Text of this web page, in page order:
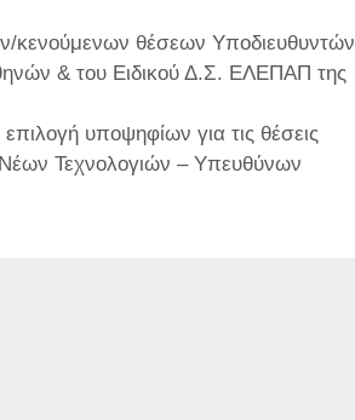
θέσεων Υποδιευθυντών
& του Ειδικού Δ.Σ. ΕΛΕΠΑΠ της
επιλογή υποψηφίων για τις θέσεις
Τεχνολογιών – Υπευθύνων